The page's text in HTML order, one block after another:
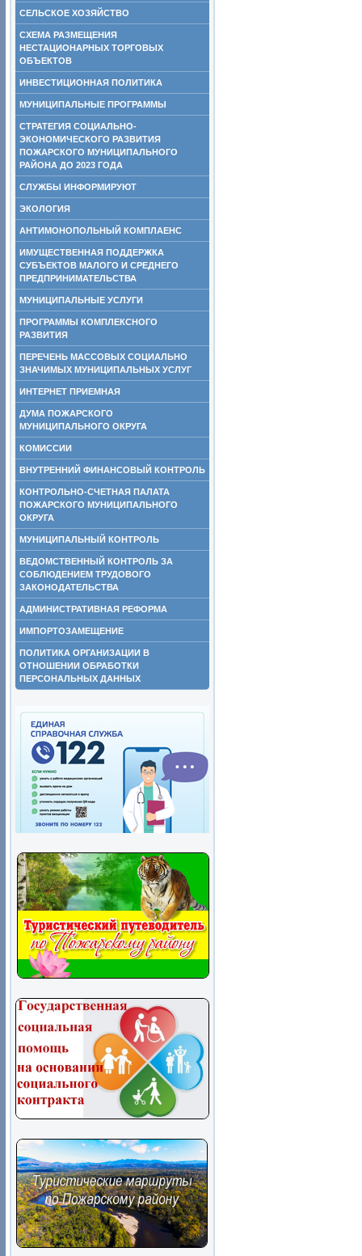
СЕЛЬСКОЕ ХОЗЯЙСТВО
СХЕМА РАЗМЕЩЕНИЯ
НЕСТАЦИОНАРНЫХ ТОРГОВЫХ
ОБЪЕКТОВ
ИНВЕСТИЦИОННАЯ ПОЛИТИКА
МУНИЦИПАЛЬНЫЕ ПРОГРАММЫ
СТРАТЕГИЯ СОЦИАЛЬНО-
ЭКОНОМИЧЕСКОГО РАЗВИТИЯ
ПОЖАРСКОГО МУНИЦИПАЛЬНОГО
РАЙОНА ДО 2023 ГОДА
СЛУЖБЫ ИНФОРМИРУЮТ
ЭКОЛОГИЯ
АНТИМОНОПОЛЬНЫЙ КОМПЛАЕНС
ИМУЩЕСТВЕННАЯ ПОДДЕРЖКА
СУБЪЕКТОВ МАЛОГО И СРЕДНЕГО
ПРЕДПРИНИМАТЕЛЬСТВА
МУНИЦИПАЛЬНЫЕ УСЛУГИ
ПРОГРАММЫ КОМПЛЕКСНОГО
РАЗВИТИЯ
ПЕРЕЧЕНЬ МАССОВЫХ СОЦИАЛЬНО
ЗНАЧИМЫХ МУНИЦИПАЛЬНЫХ УСЛУГ
ИНТЕРНЕТ ПРИЕМНАЯ
ДУМА ПОЖАРСКОГО
МУНИЦИПАЛЬНОГО ОКРУГА
КОМИССИИ
ВНУТРЕННИЙ ФИНАНСОВЫЙ КОНТРОЛЬ
КОНТРОЛЬНО-СЧЕТНАЯ ПАЛАТА
ПОЖАРСКОГО МУНИЦИПАЛЬНОГО
ОКРУГА
МУНИЦИПАЛЬНЫЙ КОНТРОЛЬ
ВЕДОМСТВЕННЫЙ КОНТРОЛЬ ЗА
СОБЛЮДЕНИЕМ ТРУДОВОГО
ЗАКОНОДАТЕЛЬСТВА
АДМИНИСТРАТИВНАЯ РЕФОРМА
ИМПОРТОЗАМЕЩЕНИЕ
ПОЛИТИКА ОРГАНИЗАЦИИ В
ОТНОШЕНИИ ОБРАБОТКИ
ПЕРСОНАЛЬНЫХ ДАННЫХ